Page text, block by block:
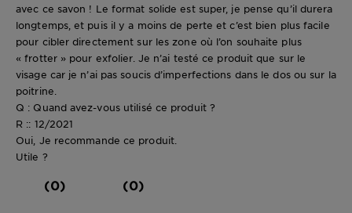
avec ce savon ! Le format solide est super, je pense qu’il durera
longtemps, et puis il y a moins de perte et c’est bien plus facile
pour cibler directement sur les zone où l’on souhaite plus
« frotter » pour exfolier. Je n’ai testé ce produit que sur le
visage car je n’ai pas soucis d’imperfections dans le dos ou sur la
poitrine.
Q : Quand avez-vous utilisé ce produit ?
R :: 12/2021
Oui, Je recommande ce produit.
Utile ?
(0) (0)